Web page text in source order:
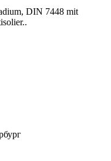
DIN 7448 mit